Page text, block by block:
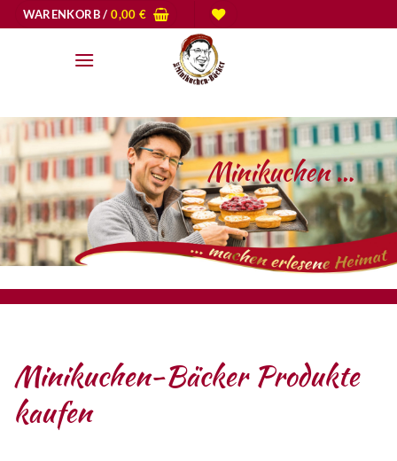
Zum
Inhalt
WARENKORB /0,00€
Minikuchen …
Minikuchen-Bäcker Produkte
kaufen